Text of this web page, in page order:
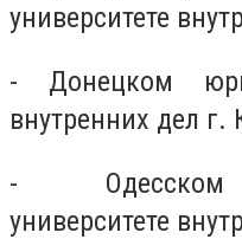
университете
- Донецком
внутренних дел г.
- Одесском
университете